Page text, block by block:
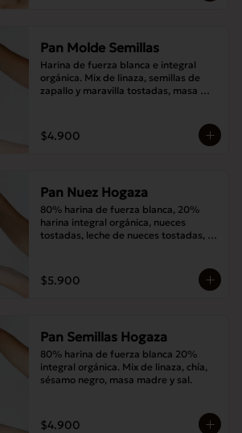
Pan Molde Semillas
Harina de fuerza blanca e integral
orgánica. Mix de linaza, semillas de
zapallo y maravilla tostadas, masa
$4.900
Pan Nuez Hogaza
80% harina de fuerza blanca, 20%
harina integral orgánica, nueces
tostadas, leche de nueces tostadas,
$5.900
Pan Semillas Hogaza
80% harina de fuerza blanca 20%
integral orgánica. Mix de linaza, chía,
sésamo negro, masa madre y sal.
$4.900